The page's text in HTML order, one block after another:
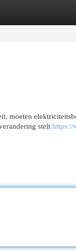
moeten
stelt https://